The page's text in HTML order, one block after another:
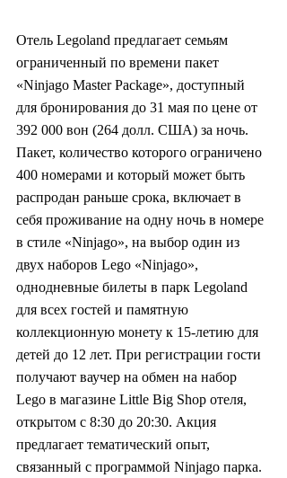
Отель Legoland предлагает семьям
ограниченный по времени пакет
«Ninjago Master Package», доступный
для бронирования до 31 мая по цене от
392 000 вон (264 долл. США) за ночь.
Пакет, количество которого ограничено
400 номерами и который может быть
распродан раньше срока, включает в
себя проживание на одну ночь в номере
в стиле «Ninjago», на выбор один из
двух наборов Lego «Ninjago»,
однодневные билеты в парк Legoland
для всех гостей и памятную
коллекционную монету к 15-летию для
детей до 12 лет. При регистрации гости
получают ваучер на обмен на набор
Lego в магазине Little Big Shop отеля,
открытом с 8:30 до 20:30. Акция
предлагает тематический опыт,
связанный с программой Ninjago парка.